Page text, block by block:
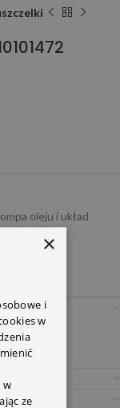
oleju i układ
×
i
w
w
ze